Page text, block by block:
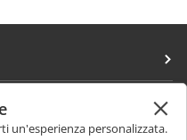
un'esperienza personalizzata.